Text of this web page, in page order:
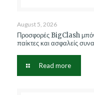
August 5, 2026
Προσφορές BigClash
παίκτες και ασφαλείς
Read more